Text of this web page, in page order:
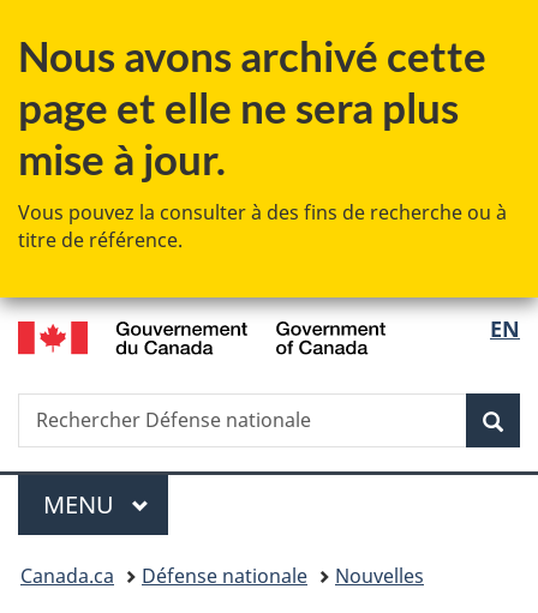
au
principal
à
Au
»
à
version
Nous avons archivé cette
page et elle ne sera plus
mise à jour.
Vous pouvez la consulter à des fins de recherche ou à
titre de référence.
de
la
EN
Recherche
Rechercher
Défense
Menu
MENU PRINCIPAL
Vous
Canada.ca Défense nationale
Nouvelles